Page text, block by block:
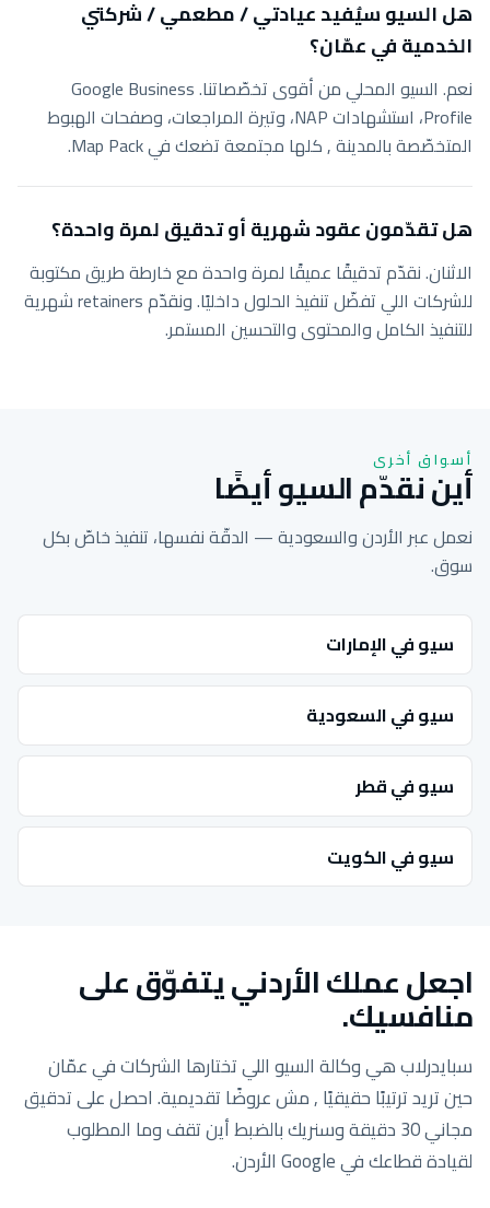
هل السيو سيُفيد عيادتي / مطعمي / شركتي
الخدمية في عمّان؟
نعم. السيو المحلي من أقوى تخصّصاتنا. Google Business
Profile، استشهادات NAP، وتيرة المراجعات، وصفحات الهبوط
المتخصّصة بالمدينة , كلها مجتمعة تضعك في Map Pack.
هل تقدّمون عقود شهرية أو تدقيق لمرة واحدة؟
الاثنان. نقدّم تدقيقًا عميقًا لمرة واحدة مع خارطة طريق مكتوبة
للشركات اللي تفضّل تنفيذ الحلول داخليًا. ونقدّم retainers شهرية
للتنفيذ الكامل والمحتوى والتحسين المستمر.
أسواق أخرى
أين نقدّم السيو أيضًا
نعمل عبر الأردن والسعودية — الدقّة نفسها، تنفيذ خاصّ بكل
سوق.
سيو في الإمارات
سيو في السعودية
سيو في قطر
سيو في الكويت
اجعل عملك الأردني يتفوّق على
منافسيك.
سبايدرلاب هي وكالة السيو اللي تختارها الشركات في عمّان
حين تريد ترتيبًا حقيقيًا , مش عروضًا تقديمية. احصل على تدقيق
مجاني 30 دقيقة وسنريك بالضبط أين تقف وما المطلوب
لقيادة قطاعك في Google الأردن.